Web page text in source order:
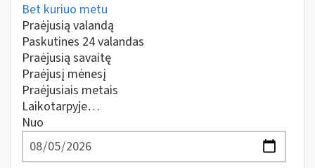
Bet kuriuo metu
Praėjusią valandą
Paskutines 24 valandas
Praėjusią savaitę
Praėjusį mėnesį
Praėjusiais metais
Laikotarpyje…
Nuo